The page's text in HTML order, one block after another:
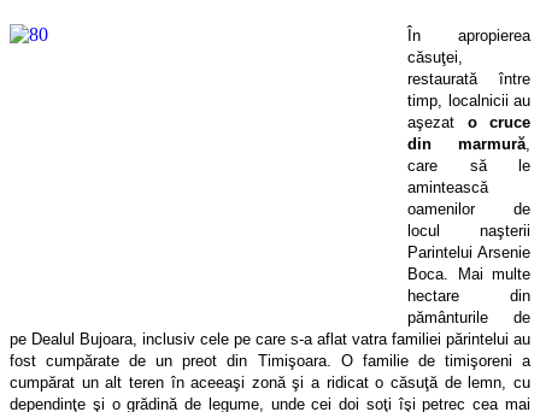
În apropierea
căsuţei,
restaurată între
timp, localnicii au
aşezat o cruce
din marmură
care să le
amintească
oamenilor de
locul naşterii
Parintelui Arsenie
Boca. Mai multe
hectare din
pământurile de
pe Dealul Bujoara, inclusiv cele pe care s-a aflat vatra familiei părintelui au
fost cumpărate de un preot din Timişoara. O familie de timişoreni a
cumpărat un alt teren în aceeaşi zonă şi a ridicat o căsuţă de lemn, cu
dependinţe şi o grădină de legume, unde cei doi soţi îşi petrec cea mai